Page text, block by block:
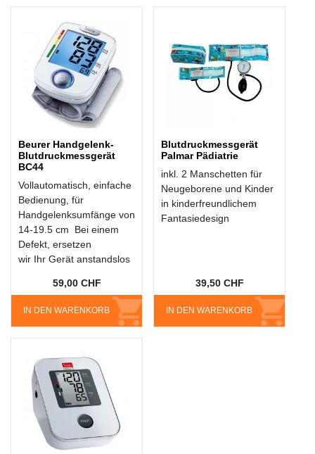
Beurer Handgelenk-
Blutdruckmessgerät
BC44
Vollautomatisch, einfache
Bedienung, für
Handgelenksumfänge von
14-19.5 cm Bei einem
Defekt, ersetzen
wir Ihr Gerät anstandslos
IN DEN WARENKORB
59,00 CHF
Blutdruckmessgerät
Palmar Pädiatrie
inkl. 2 Manschetten für
Neugeborene und Kinder
in kinderfreundlichem
Fantasiedesign
IN DEN WARENKORB
39,50 CHF